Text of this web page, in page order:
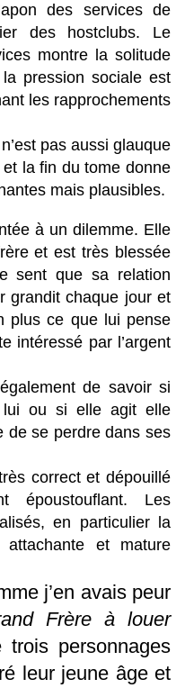
des services de
des hostclubs. Le
montre la solitude
pression sociale est
les rapprochements
pas aussi glauque
la fin du tome donne
mais plausibles.
à un dilemme. Elle
et est très blessée
sent que sa relation
grandit chaque jour et
plus ce que lui pense
intéressé par l’argent
de savoir si
ou si elle agit elle
de se perdre dans ses
correct et dépouillé
époustouflant. Les
en particulier la
attachante et mature
j’en avais peur
Frère à louer
personnages
leur jeune âge et